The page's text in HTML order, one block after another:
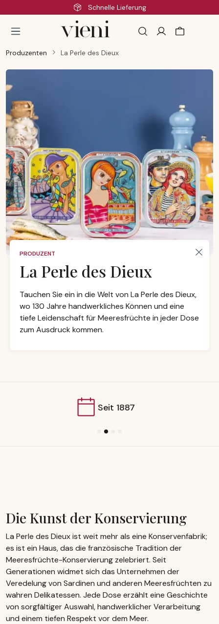
Zum Hauptinhalt springenSchnelle Lieferung
Produzenten La Perle des Dieux
PRODUZENT
La Perle des Dieux
Tauchen Sie ein in die Welt von La Perle des Dieux,
wo 130 Jahre handwerkliches Können und eine
tiefe Leidenschaft für Meeresfrüchte in jeder Dose
zum Ausdruck kommen.
Seit 1887
Die Kunst der Konservierung
La Perle des Dieux ist weit mehr als eine Konservenfabrik;
es ist ein Haus, das die französische Tradition der
Meeresfrüchte-Konservierung zelebriert. Seit
Generationen widmet sich das Unternehmen der
Veredelung von Sardinen und anderen Meeresfrüchten zu
wahren Delikatessen. Jede Dose erzählt eine Geschichte
von sorgfältiger Auswahl, handwerklicher Verarbeitung
und einem tiefen Respekt vor dem Meer.